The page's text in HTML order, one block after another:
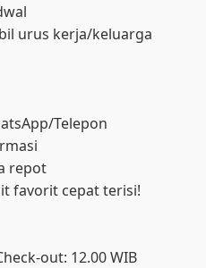
urus kerja/keluarga
Telepon
repot
favorit cepat terisi!
out: 12.00 WIB